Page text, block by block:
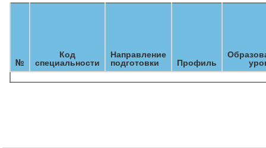
№
Код
специальности
Направление
подготовки Профиль